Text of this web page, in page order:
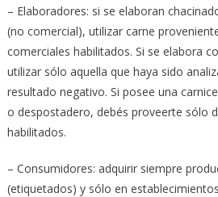
– Elaboradores: si se elaboran
(no comercial), utilizar carne
comerciales habilitados. Si se elabora
utilizar sólo aquella que haya sido
resultado negativo. Si posee una
o despostadero, debés proveerte sólo
habilitados.
– Consumidores: adquirir siempre
(etiquetados) y sólo en